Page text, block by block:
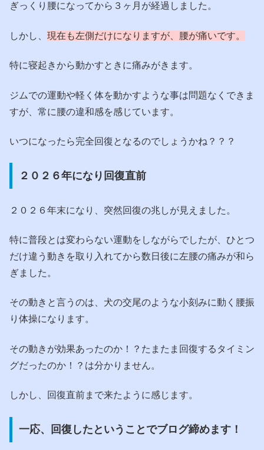
ぎっくり腰になってから３ヶ月が経過しました。
しかし、 現在も左側だけになりますが、腰が痛いです。
特に寝起きから動かすときに痛みがきます。
ジムでの運動や軽く体を動かすような事は問題なくできま
すが、常に腰の違和感を感じています。
いつになったら完全回復となるのでしょうかね？？？
２０２６年になり回復直前
２０２６年末になり、突然回復の兆しが見えました。
特に普段とは変わらない運動をしながらでしたが、ひとつ
だけ違う動きを取り入れてから数日後に左腰の痛みが和ら
ぎました。
その動きと言うのは、犬の交尾のような小刻みに動く腰振
り体操になります。
その動きが効果あったのか！？たまたま回復するタイミン
グだったのか！？は分かりません。
しかし、回復直前まで来たように感じます。
一応、回復したということでブログ締めます！